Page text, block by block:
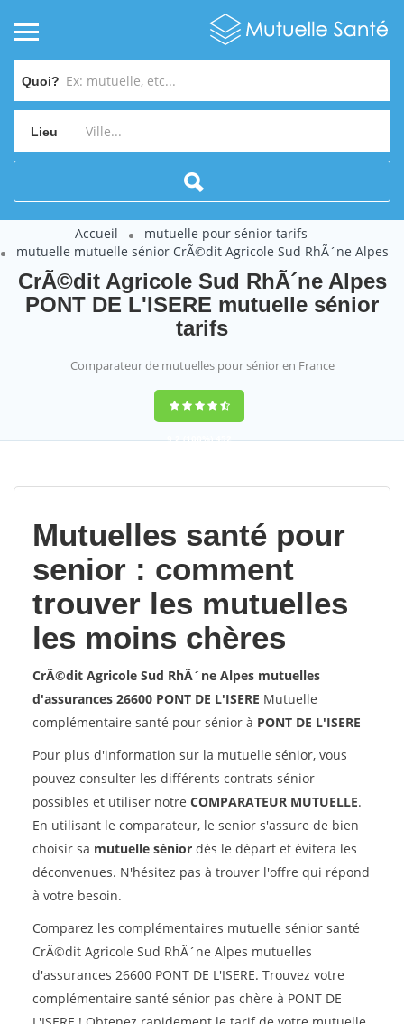
Quoi?
Lieu
Accueil
mutuelle pour sénior tarifs
mutuelle mutuelle sénior CrÃ©dit Agricole Sud RhÃ´ne Alpes
CrÃ©dit Agricole Sud RhÃ´ne Alpes
PONT DE L'ISERE mutuelle sénior
tarifs
Comparateur de mutuelles pour sénior en France
9,2(100%)452
Mutuelles santé pour
senior : comment
trouver les mutuelles
les moins chères
CrÃ©dit Agricole Sud RhÃ´ne Alpes mutuelles
d'assurances 26600 PONT DE L'ISERE Mutuelle
complémentaire santé pour sénior à PONT DE L'ISERE
Pour plus d'information sur la mutuelle sénior, vous
pouvez consulter les différents contrats sénior
possibles et utiliser notre COMPARATEUR MUTUELLE.
En utilisant le comparateur, le senior s'assure de bien
choisir sa mutuelle sénior dès le départ et évitera les
déconvenues. N'hésitez pas à trouver l'offre qui répond
à votre besoin.
Comparez les complémentaires mutuelle sénior santé
CrÃ©dit Agricole Sud RhÃ´ne Alpes mutuelles
d'assurances 26600 PONT DE L'ISERE. Trouvez votre
complémentaire santé sénior pas chère à PONT DE